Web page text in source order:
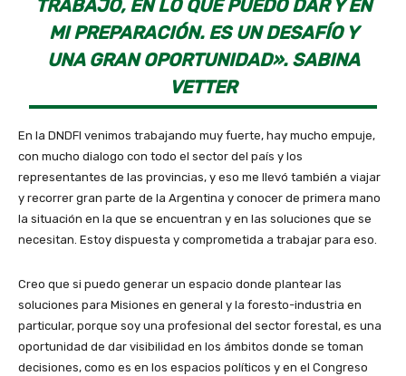
TRABAJO, EN LO QUE PUEDO DAR Y EN
MI PREPARACIÓN. ES UN DESAFÍO Y
UNA GRAN OPORTUNIDAD». SABINA
VETTER
En la DNDFI venimos trabajando muy fuerte, hay mucho empuje,
con mucho dialogo con todo el sector del país y los
representantes de las provincias, y eso me llevó también a viajar
y recorrer gran parte de la Argentina y conocer de primera mano
la situación en la que se encuentran y en las soluciones que se
necesitan. Estoy dispuesta y comprometida a trabajar para eso.
Creo que si puedo generar un espacio donde plantear las
soluciones para Misiones en general y la foresto-industria en
particular, porque soy una profesional del sector forestal, es una
oportunidad de dar visibilidad en los ámbitos donde se toman
decisiones, como es en los espacios políticos y en el Congreso